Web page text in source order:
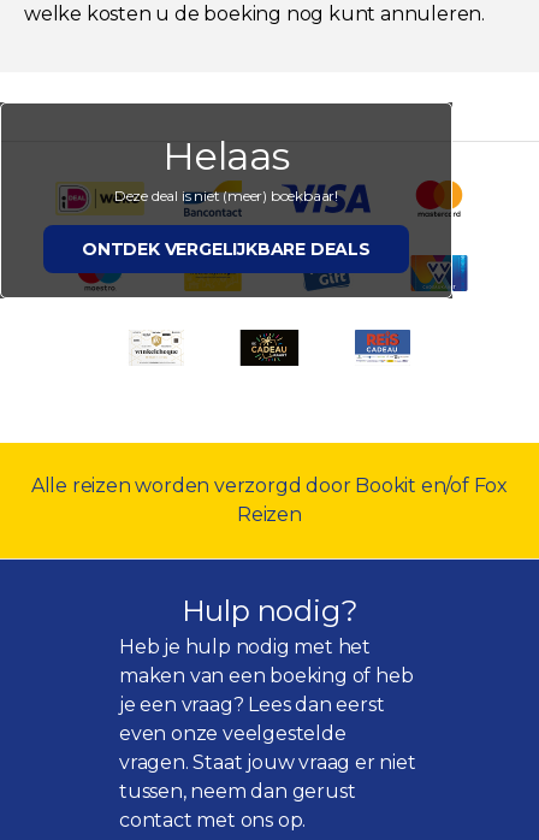
welke kosten u de boeking nog kunt annuleren.
Helaas
Deze deal is niet (meer) boekbaar!
ONTDEK VERGELIJKBARE DEALS
Alle reizen worden verzorgd door Bookit en/of Fox
Reizen
Hulp nodig?
Heb je hulp nodig met het
maken van een boeking of heb
je een vraag? Lees dan eerst
even onzeveelgestelde
vragen. Staat jouw vraag er niet
tussen, neem dan gerust
contact met ons op.